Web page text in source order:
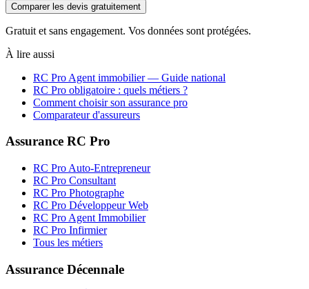
Comparer les devis gratuitement
Gratuit et sans engagement. Vos données sont protégées.
À lire aussi
RC Pro Agent immobilier— Guide national
RC Pro obligatoire : quels métiers ?
Comment choisir son assurance pro
Comparateur d'assureurs
Assurance RC Pro
RC Pro Auto-Entrepreneur
RC Pro Consultant
RC Pro Photographe
RC Pro Développeur Web
RC Pro Agent Immobilier
RC Pro Infirmier
Tous les métiers
Assurance Décennale